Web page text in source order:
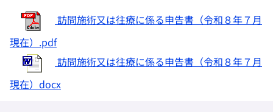
訪問施術又は往療に係る申告書（令和８年７月
現在）.pdf
訪問施術又は往療に係る申告書（令和８年７月
現在）docx